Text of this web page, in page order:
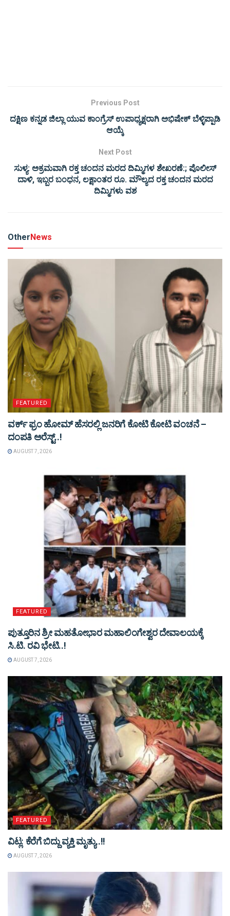
Previous Post
ದಕ್ಷಿಣ ಕನ್ನಡ ಜಿಲ್ಲಾ ಯುವ ಕಾಂಗ್ರೆಸ್ ಉಪಾಧ್ಯಕ್ಷರಾಗಿ ಅಭಿಷೇಕ್ ಬೆಳ್ಳಿಪ್ಪಾಡಿ
ಆಯ್ಕೆ
Next Post
ಸುಳ್ಯ: ಅಕ್ರಮವಾಗಿ ರಕ್ತ ಚಂದನ ಮರದ ದಿಮ್ಮಿಗಳ ಶೇಖರಣೆ:; ಪೊಲೀಸ್
ದಾಳಿ, ಇಬ್ಬರ ಬಂಧನ, ಲಕ್ಷಾಂತರ ರೂ. ಮೌಲ್ಯದ ರಕ್ತ ಚಂದನ ಮರದ
ದಿಮ್ಮಿಗಳು ವಶ
OtherNews
FEATURED
ವರ್ಕ್ ಫ್ರಂ ಹೋಮ್ ಹೆಸರಲ್ಲಿ ಜನರಿಗೆ ಕೋಟಿ ಕೋಟಿ ವಂಚನೆ –
ದಂಪತಿ ಅರೆಸ್ಟ್..!
AUGUST 7, 2026
FEATURED
ಪುತ್ತೂರಿನ ಶ್ರೀ ಮಹತೋಭಾರ ಮಹಾಲಿಂಗೇಶ್ವರ ದೇವಾಲಯಕ್ಕೆ
ಸಿ.ಟಿ. ರವಿ ಭೇಟಿ..!
AUGUST 7, 2026
FEATURED
ವಿಟ್ಲ: ಕೆರೆಗೆ ಬಿದ್ದು ವ್ಯಕ್ತಿ ಮೃತ್ಯು..!!
AUGUST 7, 2026